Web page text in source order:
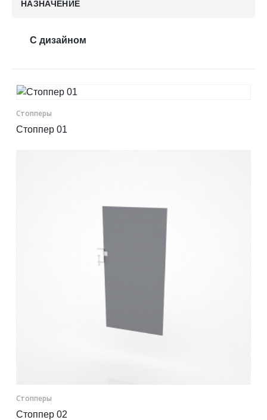
НИЖНИЙ НОВГОРОД
НАЗНАЧЕНИЕ
С дизайном
Стопперы
Стоппер 01
Стопперы
Стоппер 02